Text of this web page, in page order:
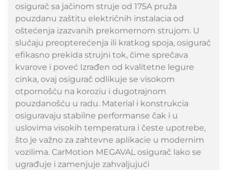
osigurač sa jačinom struje od 175A pruža
pouzdanu zaštitu električnih instalacia od
oštećenja izazvanih prekomernom strujom. U
slučaju preopterećenja ili kratkog spoja, osigurač
efikasno prekida strujni tok, čime sprečava
kvarove i poveć Izrađen od kvalitetne legure
cinka, ovaj osigurač odlikuje se visokom
otpornošću na koroziu i dugotrajnom
pouzdanošću u radu. Material i konstrukcia
osiguravaju stabilne performanse čak i u
uslovima visokih temperatura i česte upotrebe,
što je važno za zahtevne aplikacie u modernim
vozilima. CarMotion MEGAVAL osigurač lako se
ugrađuje i zamenjuje zahvaljujući